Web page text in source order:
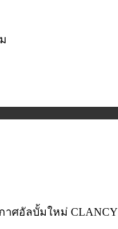
กาศอัลบั้มใหม่ CLANCY